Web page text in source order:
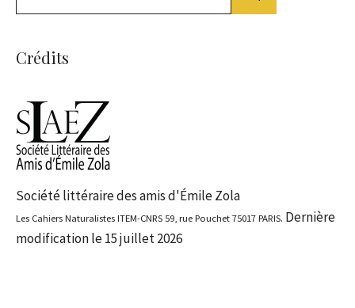
Crédits
Société littéraire des amis d'Émile Zola
Les Cahiers Naturalistes ITEM-CNRS 59, rue Pouchet 75017 PARIS. Dernière
modification le 15 juillet 2026